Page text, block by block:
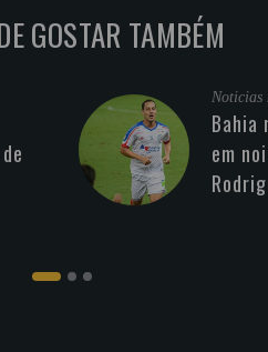
GOSTAR TAMBÉM
Noticias
Bahia
em